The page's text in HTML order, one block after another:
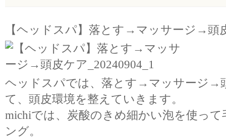
【ヘッドスパ】落とす→マッサージ→頭
ヘッドスパでは、落とす→マッサージ→
て、頭皮環境を整えていきます。
michiでは、炭酸のきめ細かい泡を使っ
ング。